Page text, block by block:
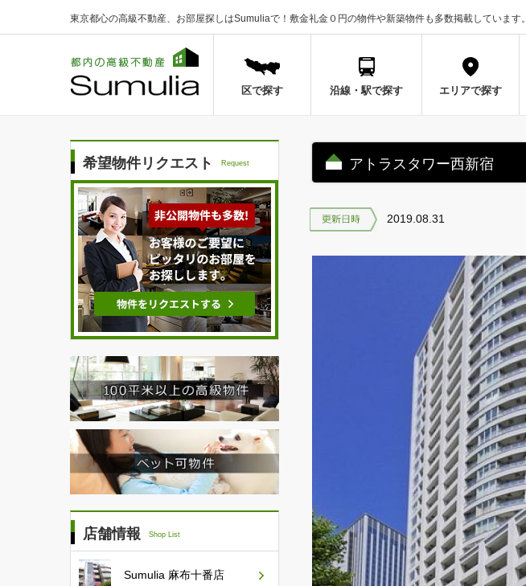
東京都心の高級不動産、お部屋探しはSumuliaで！ 敷金礼金０円の物件や新築物件も多数掲載しています。
区で探す 沿線・駅で探す エリアで探す
アトラスタワー西新宿
2019.08.31
希望物件リクエスト Request
店舗情報 Shop List
Sumulia 麻布十番店